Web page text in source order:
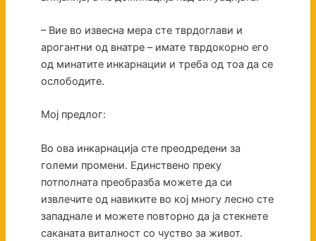
– Вие во извесна мера сте тврдоглави и
арогантни од внатре – имате тврдокорно его
од минатите инкарнации и треба од тоа да се
ослободите.
Мој предлог:
Во ова инкарнација сте преодредени за
големи промени. Единствено преку
потполната преобразба можете да си
извлечите од навиките во кој многу лесно сте
западнале и можете повторно да ја стекнете
саканата виталност со чуство за живот.